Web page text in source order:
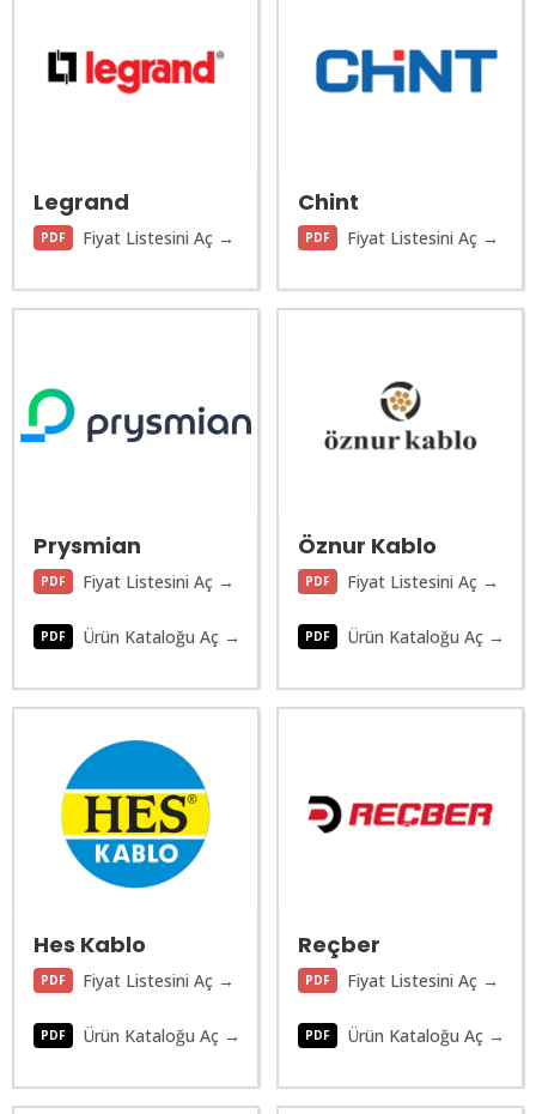
Legrand
PDF Fiyat Listesini Aç →
Chint
PDF Fiyat Listesini Aç →
Prysmian
PDF Fiyat Listesini Aç →
PDF Ürün Kataloğu Aç →
Öznur Kablo
PDF Fiyat Listesini Aç →
PDF Ürün Kataloğu Aç →
Hes Kablo
PDF Fiyat Listesini Aç →
PDF Ürün Kataloğu Aç →
Reçber
PDF Fiyat Listesini Aç →
PDF Ürün Kataloğu Aç →